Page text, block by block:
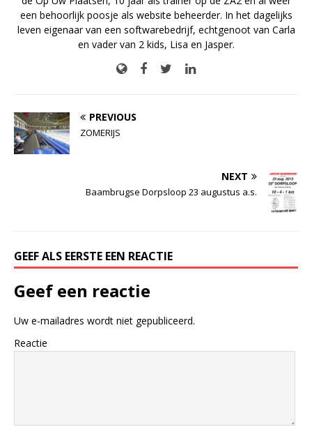
een behoorlijk poosje als website beheerder. In het dagelijks
leven eigenaar van een softwarebedrijf, echtgenoot van Carla
en vader van 2 kids, Lisa en Jasper.
PREVIOUS
ZOMERIJS
NEXT
Baambrugse Dorpsloop 23 augustus a.s.
GEEF ALS EERSTE EEN REACTIE
Geef een reactie
Uw e-mailadres wordt niet gepubliceerd.
Reactie